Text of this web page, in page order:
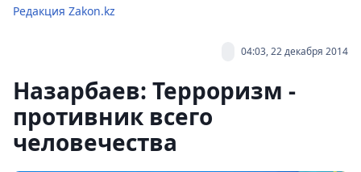
Редакция Zakon.kz
04:03, 22 декабря 2014
Назарбаев: Терроризм -
противник всего
человечества